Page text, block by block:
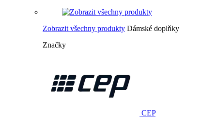
Zobrazit všechny produkty Dámské doplňky
Značky
CEP